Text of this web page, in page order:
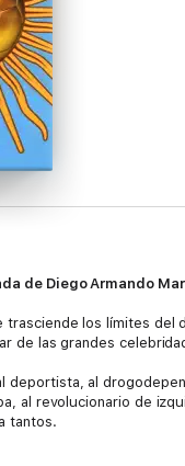
de Diego Armando
trasciende los límites
de las grandes
deportista, al
al revolucionario de
tantos.